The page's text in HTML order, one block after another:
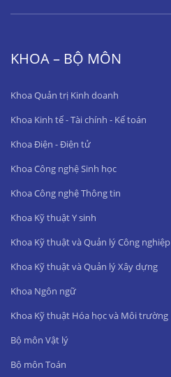
KHOA – BỘ MÔN
Khoa Quản trị Kinh doanh
Khoa Kinh tế - Tài chính - Kế toán
Khoa Điện - Điện tử
Khoa Công nghệ Sinh học
Khoa Công nghệ Thông tin
Khoa Kỹ thuật Y sinh
Khoa Kỹ thuật và Quản lý Công nghiệp
Khoa Kỹ thuật và Quản lý Xây dựng
Khoa Ngôn ngữ
Khoa Kỹ thuật Hóa học và Môi trường
Bộ môn Vật lý
Bộ môn Toán